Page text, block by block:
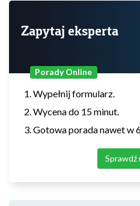
Zapytaj eksperta
Porady Online
Wypełnij formularz.
Wycena do 15 minut.
Gotowa porada nawet w
Sprawdź